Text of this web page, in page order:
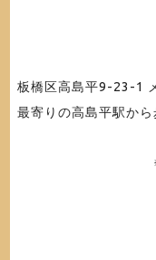
板橋区高島平9-23-1
最寄りの高島平駅から